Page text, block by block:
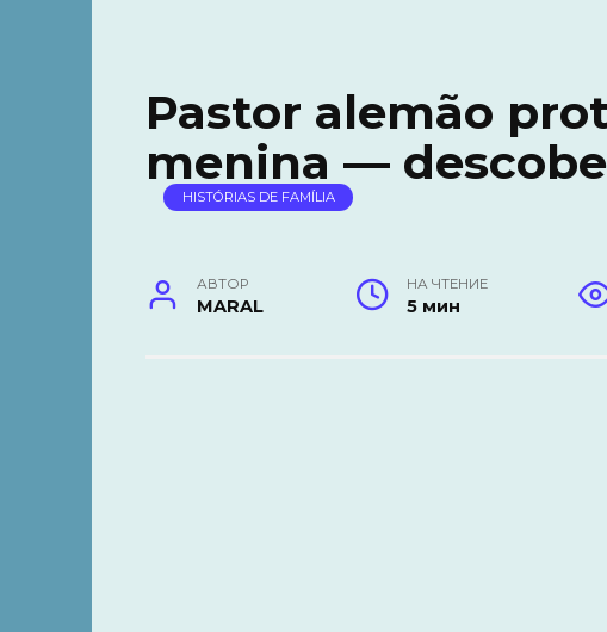
Pastor alemão
menina —
HISTÓRIAS DE FAMÍLIA
АВТОР
MARAL
НА ЧТЕНИЕ
5 мин